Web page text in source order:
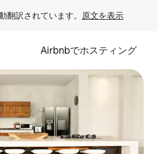
翻訳されています。 原文を表示
Airbnbでホスティング